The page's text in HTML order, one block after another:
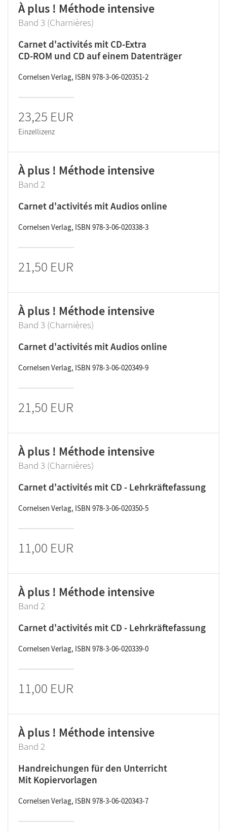
À plus ! Méthode intensive
Band 3 (Charnières)
Carnet d'activités mit CD-Extra
CD-ROM und CD auf einem Datenträger
Cornelsen Verlag, ISBN 978-3-06-020351-2
23,25 EUR
Einzellizenz
À plus ! Méthode intensive
Band 2
Carnet d'activités mit Audios online
Cornelsen Verlag, ISBN 978-3-06-020338-3
21,50 EUR
À plus ! Méthode intensive
Band 3 (Charnières)
Carnet d'activités mit Audios online
Cornelsen Verlag, ISBN 978-3-06-020349-9
21,50 EUR
À plus ! Méthode intensive
Band 3 (Charnières)
Carnet d'activités mit CD - Lehrkräftefassung
Cornelsen Verlag, ISBN 978-3-06-020350-5
11,00 EUR
À plus ! Méthode intensive
Band 2
Carnet d'activités mit CD - Lehrkräftefassung
Cornelsen Verlag, ISBN 978-3-06-020339-0
11,00 EUR
À plus ! Méthode intensive
Band 2
Handreichungen für den Unterricht
Mit Kopiervorlagen
Cornelsen Verlag, ISBN 978-3-06-020343-7